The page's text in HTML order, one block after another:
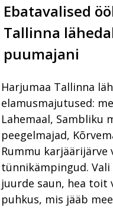
Ebatavalised
Tallinna
puumajani
Harjumaa Tallinna
elamusmajutused:
Lahemaal, Sambliku
peegelmajad,
Rummu karjäärijärve
tünnikämpingud.
juurde saun, hea toit
puhkus, mis jääb